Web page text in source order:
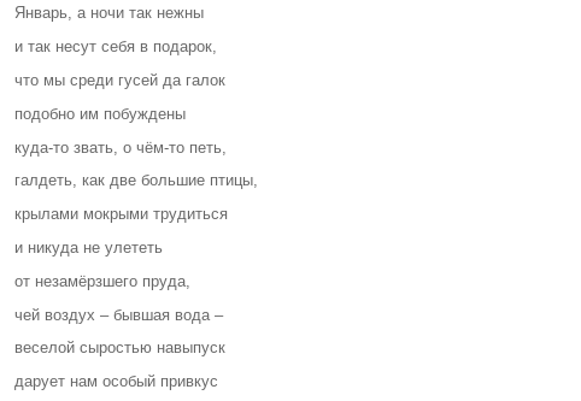
Январь, а ночи так нежны
и так несут себя в подарок,
что мы среди гусей да галок
подобно им побуждены
куда-то звать, о чём-то петь,
галдеть, как две большие птицы,
крылами мокрыми трудиться
и никуда не улететь
от незамёрзшего пруда,
чей воздух – бывшая вода –
веселой сыростью навыпуск
дарует нам особый привкус